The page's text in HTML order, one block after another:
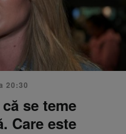
20:30
se teme
Care este